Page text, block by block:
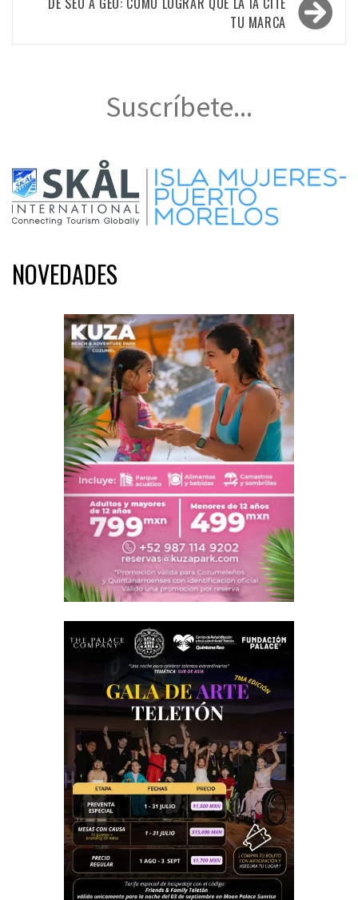
TU MARCA
Suscríbete...
NOVEDADES